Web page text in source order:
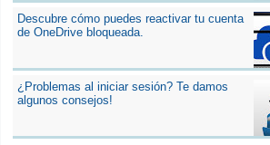
Descubre cómo puedes reactivar tu cuenta
de OneDrive bloqueada.
¿Problemas al iniciar sesión? Te damos
algunos consejos!